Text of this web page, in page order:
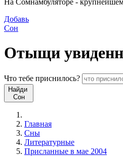
Добавь
Сон
Отыщи
Что тебе приснилось?
Найди
Сон
Главная
Сны
Литературные
Присланные в мае 2004